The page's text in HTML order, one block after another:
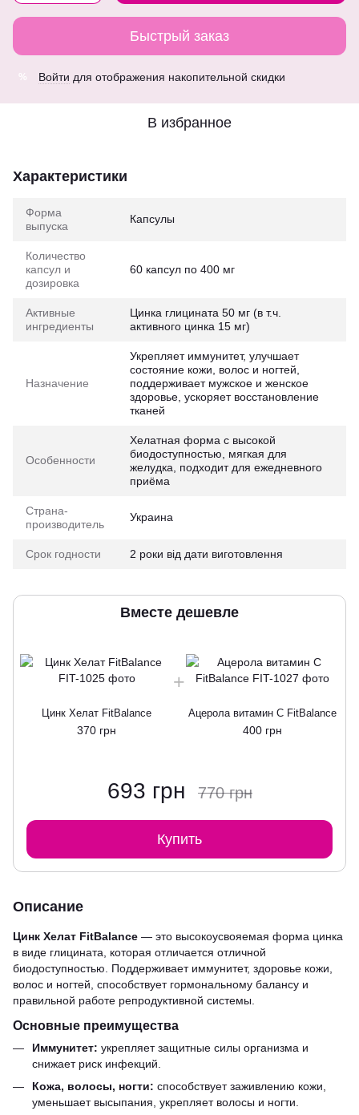
Быстрый заказ
% Войти для отображения накопительной скидки
В избранное
Характеристики
Форма
выпуска
Капсулы
Количество
капсул и
дозировка
60 капсул по 400 мг
Активные
ингредиенты
Цинка глицината 50 мг (в т.ч.
активного цинка 15 мг)
Назначение
Укрепляет иммунитет, улучшает
состояние кожи, волос и ногтей,
поддерживает мужское и женское
здоровье, ускоряет восстановление
тканей
Особенности
Хелатная форма с высокой
биодоступностью, мягкая для
желудка, подходит для ежедневного
приёма
Страна-
производитель
Украина
Срок годности 2 роки від дати виготовлення
Вместе дешевле
Цинк Хелат FitBalance
370 грн
Ацерола витамин С FitBalance
400 грн
693 грн 770 грн
Купить
Описание
Цинк Хелат FitBalance — это высокоусвояемая форма цинка
в виде глицината, которая отличается отличной
биодоступностью. Поддерживает иммунитет, здоровье кожи,
волос и ногтей, способствует гормональному балансу и
правильной работе репродуктивной системы.
Основные преимущества
Иммунитет: укрепляет защитные силы организма и
снижает риск инфекций.
Кожа, волосы, ногти: способствует заживлению кожи,
уменьшает высыпания, укрепляет волосы и ногти.